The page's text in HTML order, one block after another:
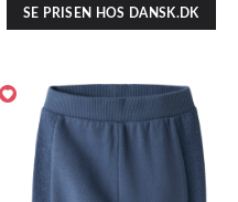
SE PRISEN HOS DANSK.DK